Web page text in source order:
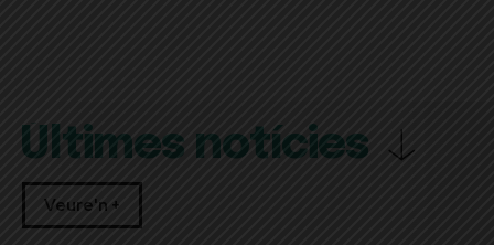
Últimes notícies
Veure'n +